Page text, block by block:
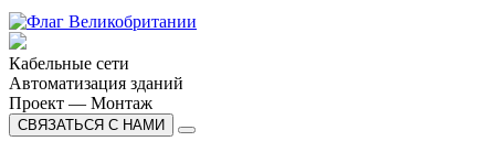
Кабельные сети
Автоматизация зданий
Проект — Монтаж
СВЯЗАТЬСЯ С НАМИ